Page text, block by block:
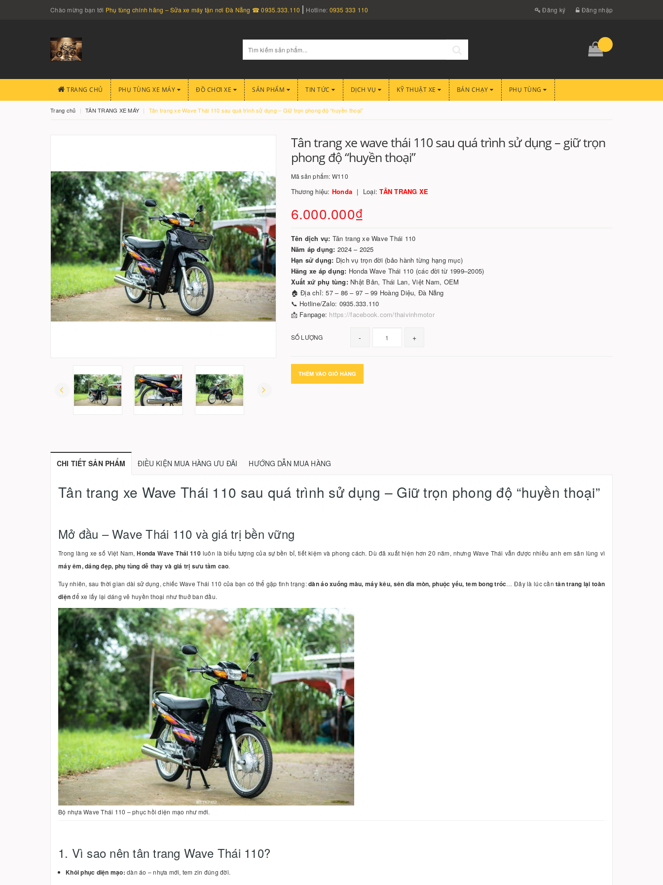
Chào mừng bạn tới Phụ tùng chính hãng – Sửa xe máy tận nơi Đà Nẵng ☎ 0935.333.110 Hotline: 0935 333 110 Đăng ký Đăng nhập
TRANG CHỦ PHỤ TÙNG XE MÁY ĐỒ CHƠI XE SẢN PHẨM TIN TỨC DỊCH VỤ KỸ THUẬT XE BÁN CHẠY PHỤ TÙNG
Trang chủ TÂN TRANG XE MÁY Tân trang xe Wave Thái 110 sau quá trình sử dụng – Giữ trọn phong độ “huyền thoại”
Tân trang xe wave thái 110 sau quá trình sử dụng – giữ trọn
phong độ “huyền thoại”
Mã sản phẩm: W110
Thương hiệu: Honda Loại:TÂN TRANG XE
6.000.000₫
Tên dịch vụ: Tân trang xe Wave Thái 110
Năm áp dụng: 2024 – 2025
Hạn sử dụng: Dịch vụ trọn đời (bảo hành từng hạng mục)
Hãng xe áp dụng: Honda Wave Thái 110 (các đời từ 1999–2005)
Xuất xứ phụ tùng:Nhật Bản, Thái Lan, Việt Nam, OEM
🏠 Địa chỉ: 57 – 86 – 97 – 99 Hoàng Diệu, Đà Nẵng
📞 Hotline/Zalo: 0935.333.110
📩 Fanpage: https://facebook.com/thaivinhmotor
SỐ LƯỢNG - +
THÊM VÀO GIỎ HÀNG
CHI TIẾT SẢN PHẨM ĐIỀU KIỆN MUA HÀNG ƯU ĐÃI HƯỚNG DẪN MUA HÀNG
Tân trang xe Wave Thái 110 sau quá trình sử dụng – Giữ trọn phong độ “huyền thoại”
Mở đầu – Wave Thái 110 và giá trị bền vững
Trong làng xe số Việt Nam,Honda Wave Thái 110luôn là biểu tượng của sự bền bỉ, tiết kiệm và phong cách. Dù đã xuất hiện hơn 20 năm, nhưng Wave Thái vẫn được nhiều anh em săn lùng vì
máy êm, dáng đẹp, phụ tùng dễ thay và giá trị sưu tầm cao.
Tuy nhiên, sau thời gian dài sử dụng, chiếc Wave Thái 110 của bạn có thể gặp tình trạng:dàn áo xuống màu, máy kêu, sên dĩa mòn, phuộc yếu, tem bong tróc… Đây là lúc cầntân trang lại toàn
diệnđể xe lấy lại dáng vẻ huyền thoại như thuở ban đầu.
Bộ nhựa Wave Thái 110 – phục hồi diện mạo như mới.
1. Vì sao nên tân trang Wave Thái 110?
Khôi phục diện mạo: dàn áo – nhựa mới, tem zin đúng đời.